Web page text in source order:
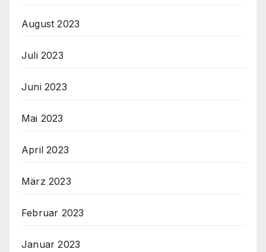
August 2023
Juli 2023
Juni 2023
Mai 2023
April 2023
März 2023
Februar 2023
Januar 2023